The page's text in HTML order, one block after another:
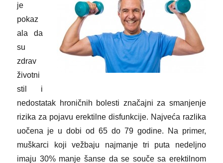
je
pokaz
ala da
su
zdrav
životni
stil i
nedostatak hroničnih bolesti značajni za smanjenje
rizika za pojavu erektilne disfunkcije. Najveća razlika
uočena je u dobi od 65 do 79 godine. Na primer,
muškarci koji vežbaju najmanje tri puta nedeljno
imaju 30% manje šanse da se souče sa erektilnom